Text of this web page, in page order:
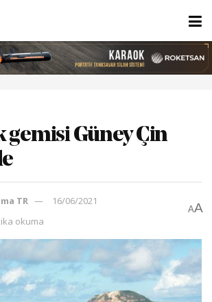
gemisi Güney Çin
TR
16/06/2021
okuma
AA